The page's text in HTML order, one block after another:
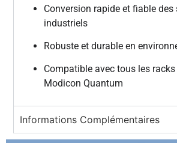
Conversion rapide et fiable des
industriels
Robuste et durable en
Compatible avec tous les
Modicon Quantum
Informations Complémentaires